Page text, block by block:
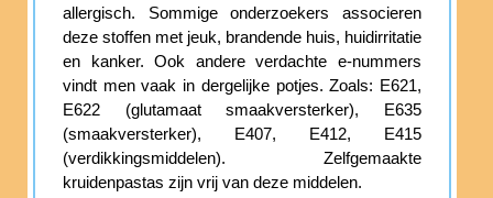
allergisch. Sommige onderzoekers associeren
deze stoffen met jeuk, brandende huis, huidirritatie
en kanker. Ook andere verdachte e-nummers
vindt men vaak in dergelijke potjes. Zoals: E621,
E622 (glutamaat smaakversterker), E635
(smaakversterker), E407, E412, E415
(verdikkingsmiddelen). Zelfgemaakte
kruidenpastas zijn vrij van deze middelen.